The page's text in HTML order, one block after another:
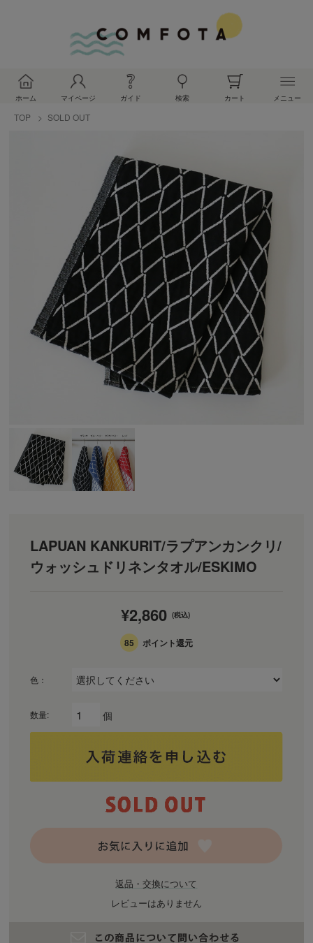
ホーム マイページ ガイド 検索 カート メニュー
TOP SOLD OUT
LAPUAN KANKURIT/ラプアンカンクリ/
ウォッシュドリネンタオル/ESKIMO
¥2,860 (税込)
85 ポイント還元
色：
数量: 個
返品・交換について
レビューはありません